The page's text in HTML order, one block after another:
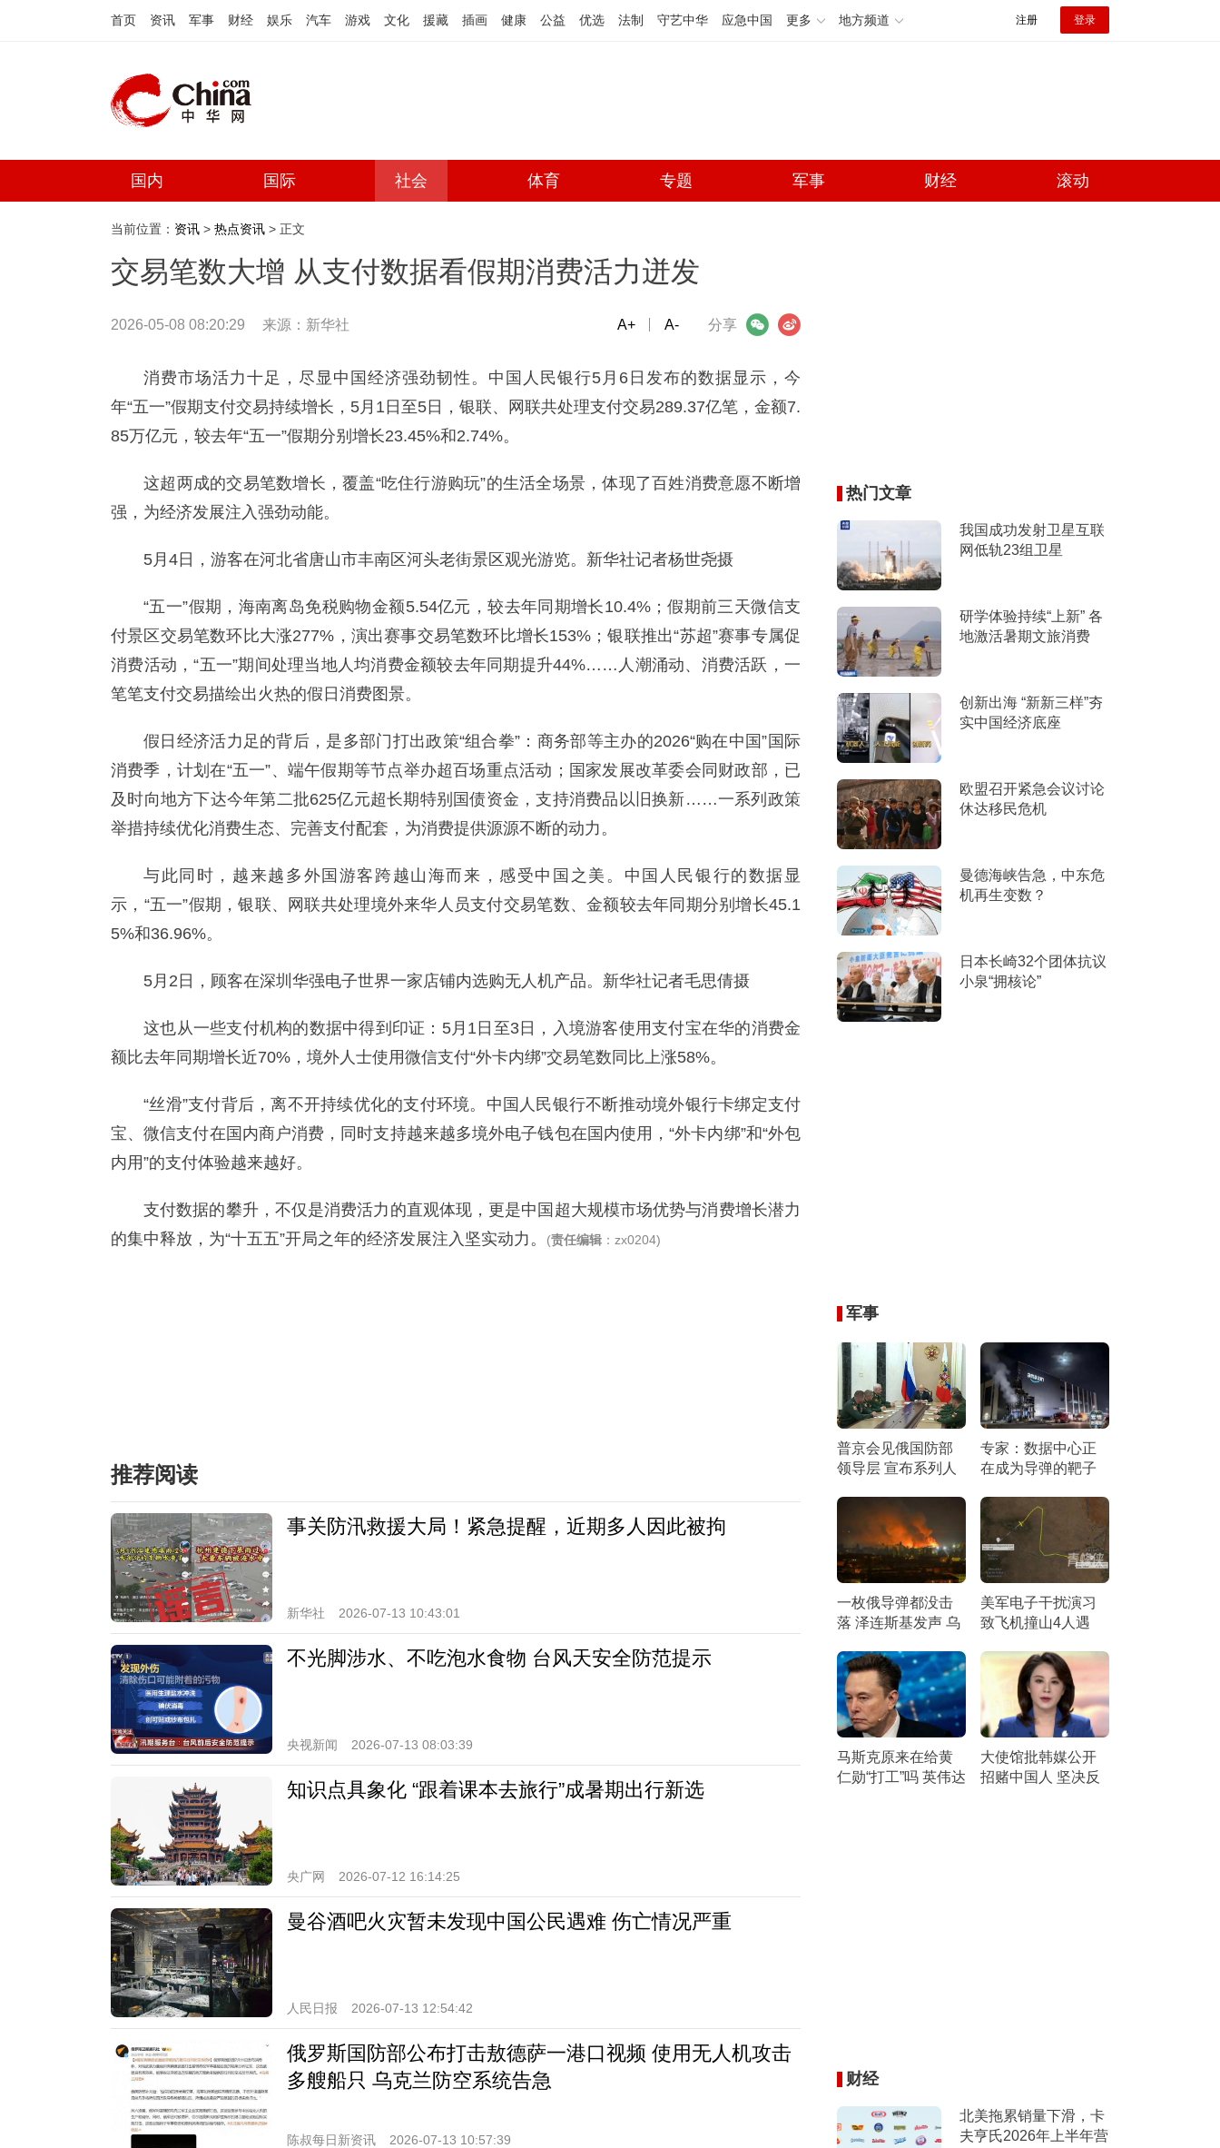
首页 资讯 军事 财经 娱乐 汽车 游戏 文化 援藏 插画 健康 公益 优选 法制 守艺中华 应急中国 更多 地方频道 注册 登录
国内 国际 社会 体育 专题 军事 财经 滚动
当前位置： 资讯 > 热点资讯 > 正文
交易笔数大增 从支付数据看假期消费活力迸发
2026-05-08 08:20:29 来源： 新华社 分享
微信 微博
A+ A-
消费市场活力十足，尽显中国经济强劲韧性。中国人民银行5月6日发布的数据显示，今
年“五一”假期支付交易持续增长，5月1日至5日，银联、网联共处理支付交易289.37亿笔，金额7.
85万亿元，较去年“五一”假期分别增长23.45%和2.74%。
这超两成的交易笔数增长，覆盖“吃住行游购玩”的生活全场景，体现了百姓消费意愿不断增
强，为经济发展注入强劲动能。
5月4日，游客在河北省唐山市丰南区河头老街景区观光游览。新华社记者杨世尧摄
“五一”假期，海南离岛免税购物金额5.54亿元，较去年同期增长10.4%；假期前三天微信支
付景区交易笔数环比大涨277%，演出赛事交易笔数环比增长153%；银联推出“苏超”赛事专属促
消费活动，“五一”期间处理当地人均消费金额较去年同期提升44%……人潮涌动、消费活跃，一
笔笔支付交易描绘出火热的假日消费图景。
假日经济活力足的背后，是多部门打出政策“组合拳”：商务部等主办的2026“购在中国”国际
消费季，计划在“五一”、端午假期等节点举办超百场重点活动；国家发展改革委会同财政部，已
及时向地方下达今年第二批625亿元超长期特别国债资金，支持消费品以旧换新……一系列政策
举措持续优化消费生态、完善支付配套，为消费提供源源不断的动力。
与此同时，越来越多外国游客跨越山海而来，感受中国之美。中国人民银行的数据显
示，“五一”假期，银联、网联共处理境外来华人员支付交易笔数、金额较去年同期分别增长45.1
5%和36.96%。
5月2日，顾客在深圳华强电子世界一家店铺内选购无人机产品。新华社记者毛思倩摄
这也从一些支付机构的数据中得到印证：5月1日至3日，入境游客使用支付宝在华的消费金
额比去年同期增长近70%，境外人士使用微信支付“外卡内绑”交易笔数同比上涨58%。
“丝滑”支付背后，离不开持续优化的支付环境。中国人民银行不断推动境外银行卡绑定支付
宝、微信支付在国内商户消费，同时支持越来越多境外电子钱包在国内使用，“外卡内绑”和“外包
内用”的支付体验越来越好。
支付数据的攀升，不仅是消费活力的直观体现，更是中国超大规模市场优势与消费增长潜力
的集中释放，为“十五五”开局之年的经济发展注入坚实动力。
(责任编辑 ：zx0204)
推荐阅读
事关防汛救援大局！紧急提醒，近期多人因此被拘
新华社 2026-07-13 10:43:01
不光脚涉水、不吃泡水食物 台风天安全防范提示
央视新闻 2026-07-13 08:03:39
知识点具象化 “跟着课本去旅行”成暑期出行新选
央广网 2026-07-12 16:14:25
曼谷酒吧火灾暂未发现中国公民遇难 伤亡情况严重
人民日报 2026-07-13 12:54:42
俄罗斯国防部公布打击敖德萨一港口视频 使用无人机攻击
多艘船只 乌克兰防空系统告急
陈叔每日新资讯 2026-07-13 10:57:39
热门文章
我国成功发射卫星互联
网低轨23组卫星
研学体验持续“上新” 各
地激活暑期文旅消费
创新出海 “新新三样”夯
实中国经济底座
欧盟召开紧急会议讨论
休达移民危机
曼德海峡告急，中东危
机再生变数？
日本长崎32个团体抗议
小泉“拥核论”
军事
普京会见俄国防部
领导层 宣布系列人
专家：数据中心正
在成为导弹的靶子
一枚俄导弹都没击
落 泽连斯基发声 乌
美军电子干扰演习
致飞机撞山4人遇
遇难
马斯克原来在给黄
仁勋“打工”吗 英伟达
大使馆批韩媒公开
招赌中国人 坚决反
财经
北美拖累销量下滑，卡
夫亨氏2026年上半年营